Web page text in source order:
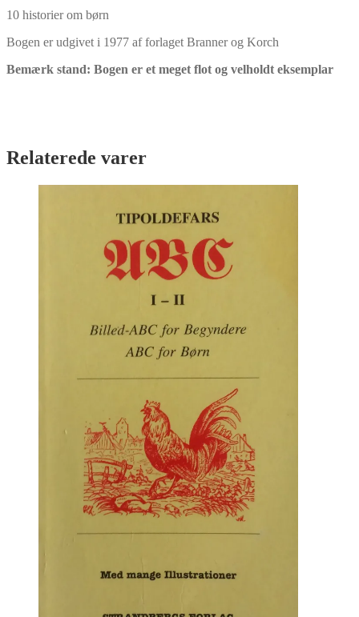
10 historier om børn
Bogen er udgivet i 1977 af forlaget Branner og Korch
Bemærk stand: Bogen er et meget flot og velholdt eksemplar
Relaterede varer